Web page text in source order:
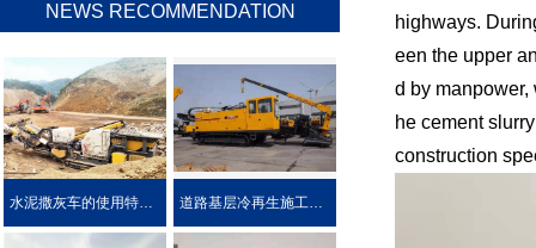
NEWS RECOMMENDATION
水泥撒灰车的使用特点及优势介绍 道路基层冷再生施工工艺
highways.
een the upper
d by manpower,
he cement
construction